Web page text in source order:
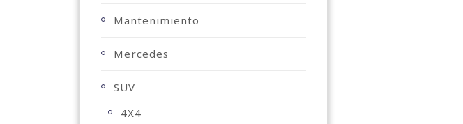
Mantenimiento
Mercedes
SUV
4X4